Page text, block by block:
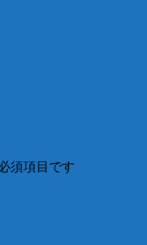
須項目です